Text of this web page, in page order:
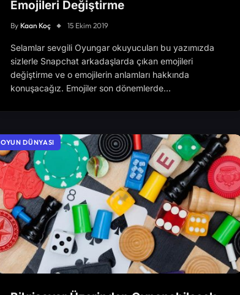
Emojileri Değiştirme
By Kaan Koç 15 Ekim 2019
Selamlar sevgili Oyungar okuyucuları bu yazımızda
sizlerle Snapchat arkadaşlarda çıkan emojileri
değiştirme ve o emojilerin anlamları hakkında
konuşacağız. Emojiler son dönemlerde…
OYUN DÜNYASI